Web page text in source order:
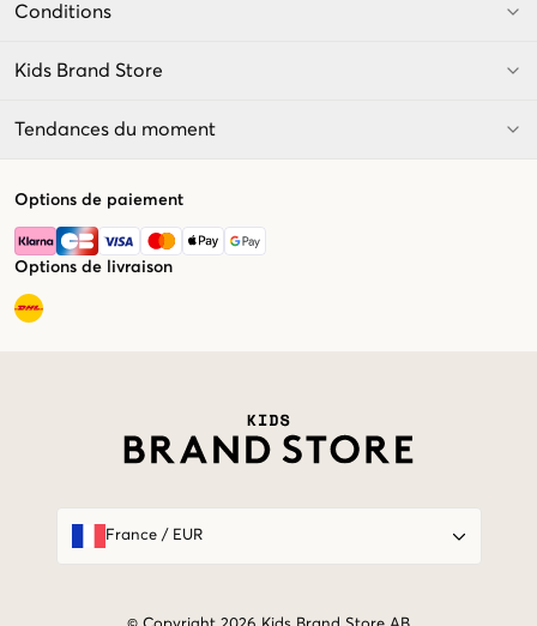
Conditions
Kids Brand Store
Tendances du moment
Options de paiement
Options de livraison
France/ EUR